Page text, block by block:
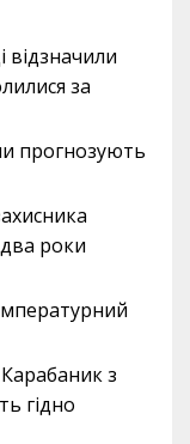
відзначили
за
прогнозують
роки
з
гідно